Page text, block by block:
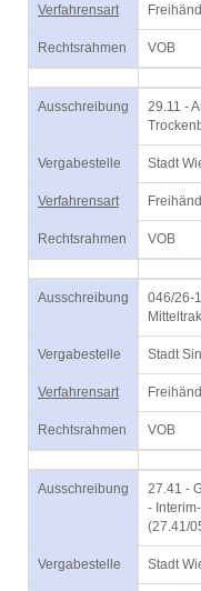
Verfahrensart
Rechtsrahmen VOB
Ausschreibung
29.11 -
Vergabestelle Stadt
Verfahrensart
Rechtsrahmen VOB
Ausschreibung
046/26-
Vergabestelle Stadt
Verfahrensart
Rechtsrahmen VOB
Ausschreibung
27.41 -
-
(27.41/
Vergabestelle Stadt